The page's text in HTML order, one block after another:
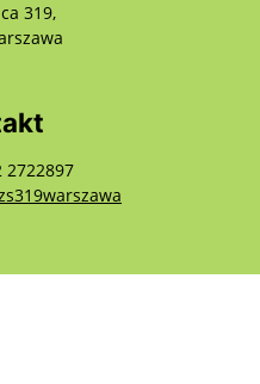
319,
2722897